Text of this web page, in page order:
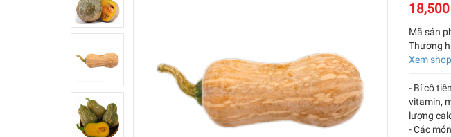
Mã sản
Thương
Xem shop
- Bí cô
vitamin,
lượng
- Các